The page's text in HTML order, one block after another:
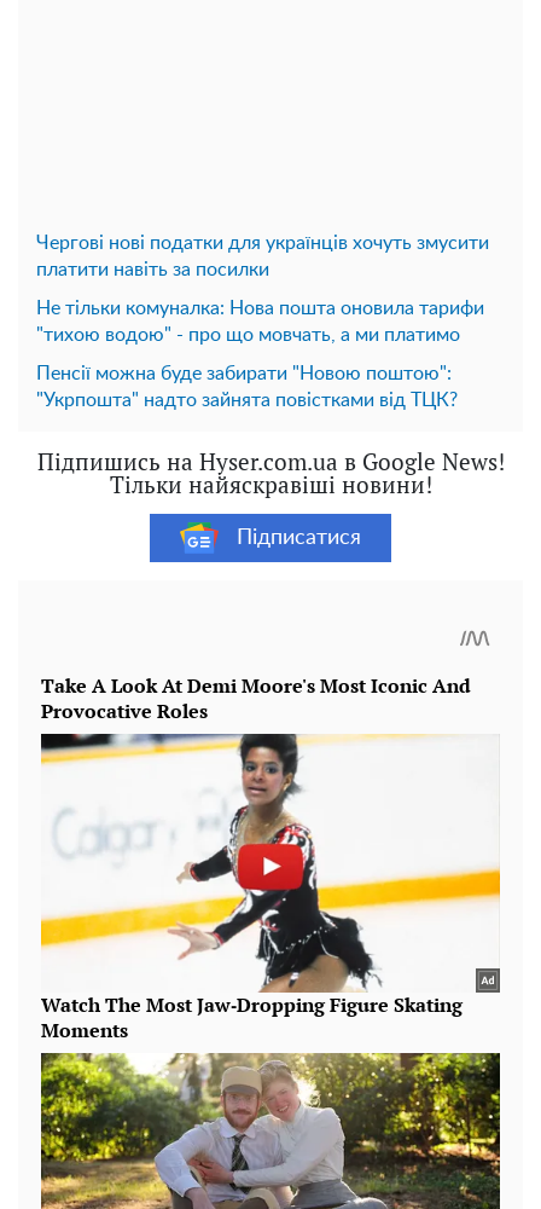
Чергові нові податки для українців хочуть змусити
платити навіть за посилки
Не тільки комуналка: Нова пошта оновила тарифи
"тихою водою" - про що мовчать, а ми платимо
Пенсії можна буде забирати "Новою поштою":
"Укрпошта" надто зайнята повістками від ТЦК?
Підпишись на Hyser.com.ua в Google News!
Тільки найяскравіші новини!
Підписатися